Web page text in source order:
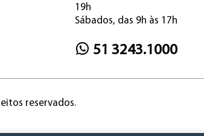
19h
Sábados, das 9h às 17h
51 3243.1000
reservados.